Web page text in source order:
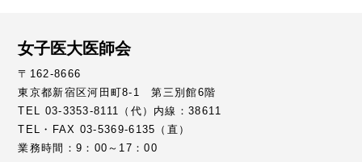
女子医大医師会
〒162-8666
東京都新宿区河田町8-1 第三別館6階
TEL 03-3353-8111（代）内線：38611
TEL・FAX 03-5369-6135（直）
業務時間：9：00～17：00